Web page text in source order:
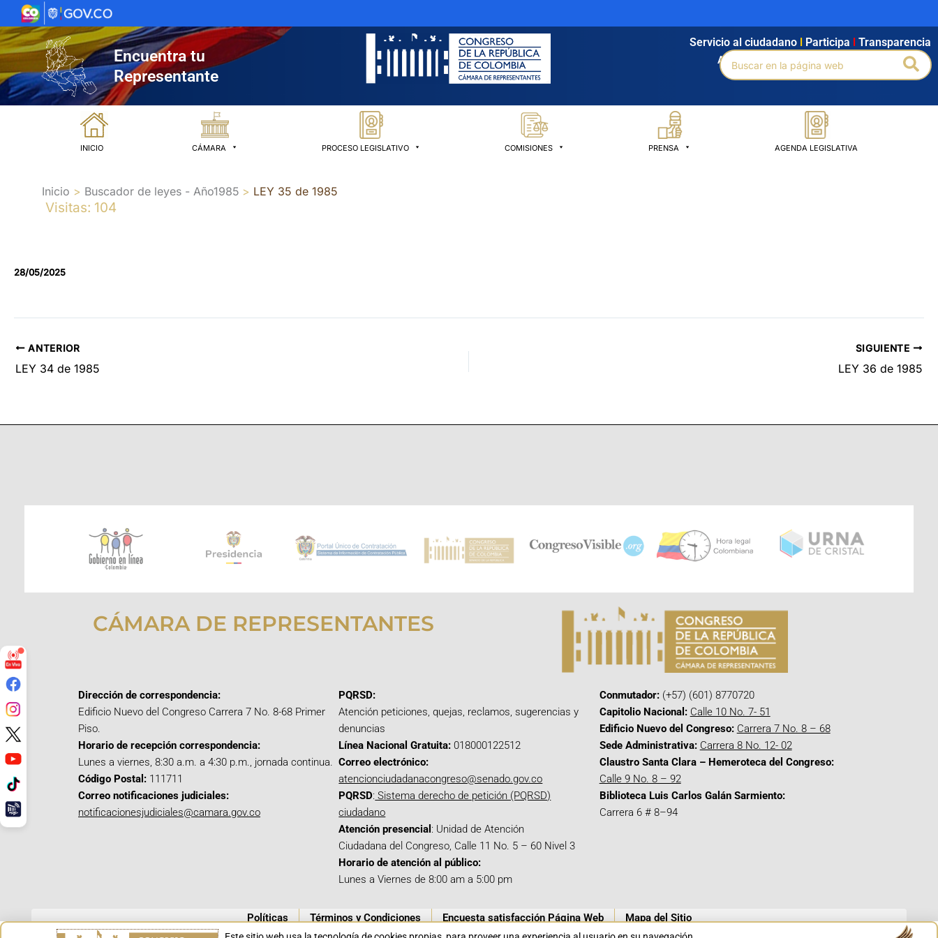
al
contenido
Encuentra tu
Representante
Agendamiento Intranet Búsqueda avanzada
Servicio al ciudadano Participa Transparencia
Buscar
por:
INICIO CÁMARA PROCESO LEGISLATIVO COMISIONES PRENSA AGENDA LEGISLATIVA
Inicio Buscador de leyes - Año1985 LEY 35 de 1985
Visitas: 104
28/05/2025
ANTERIOR
LEY 34 de 1985
SIGUIENTE
LEY 36 de 1985
CÁMARA DE REPRESENTANTES
Dirección de correspondencia:
Edificio Nuevo del Congreso Carrera 7 No. 8-68 Primer
Piso.
Horario de recepción correspondencia:
Lunes a viernes, 8:30 a.m. a 4:30 p.m., jornada continua.
Código Postal: 111711
Correo notificaciones judiciales:
notificacionesjudiciales@camara.gov.co
PQRSD:
Atención peticiones, quejas, reclamos, sugerencias y
denuncias
Línea Nacional Gratuita: 018000122512
Correo electrónico:
atencionciudadanacongreso@senado.gov.co
PQRSD: Sistema derecho de petición (PQRSD)
ciudadano
Atención presencial : Unidad de Atención
Ciudadana del Congreso, Calle 11 No. 5 – 60 Nivel 3
Horario de atención al público:
Lunes a Viernes de 8:00 am a 5:00 pm
Conmutador:(+57) (601) 8770720
Capitolio Nacional: Calle 10 No. 7- 51
Edificio Nuevo del Congreso: Carrera 7 No. 8 – 68
Sede Administrativa: Carrera 8 No. 12- 02
Claustro Santa Clara – Hemeroteca del Congreso:
Calle 9 No. 8 – 92
Biblioteca Luis Carlos Galán Sarmiento:
Carrera 6 # 8–94
Políticas Términos y Condiciones Encuesta satisfacción Página Web Mapa del Sitio